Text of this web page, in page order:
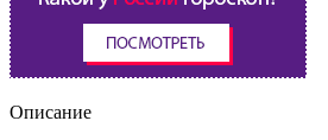
Описание